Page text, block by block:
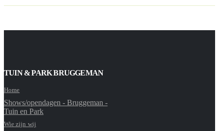
TUIN & PARK BRUGGEMAN
Home
Shows/opendagen - Bruggeman -
Tuin en Park
Wie zijn wij